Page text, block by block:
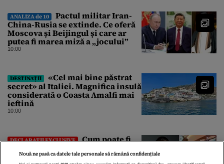
ANALIZA de 10
Pactul militar Iran-
China-Rusia se extinde. Ce oferă
Moscova și Beijingul și care ar
putea fi marea miză a „jocului”
10:00
DESTINAȚII
«Cel mai bine păstrat
secret» al Italiei. Magnifica insulă
considerată o Coasta Amalfi mai
ieftină
10:00
DECLARAȚII EXCLUSIVE
Cum poate fi
„păcănele”. Președintele
Nouă ne pasă ca datele tale personale să rămână confidențiale